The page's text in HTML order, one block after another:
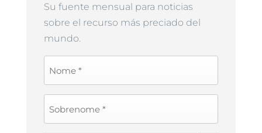
Su fuente mensual para noticias
sobre el recurso más preciado del
mundo.